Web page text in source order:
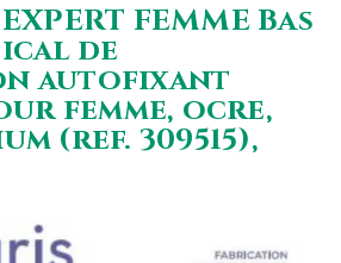
FEMME Bas
de
autofixant
femme, ocre,
(ref. 309515),